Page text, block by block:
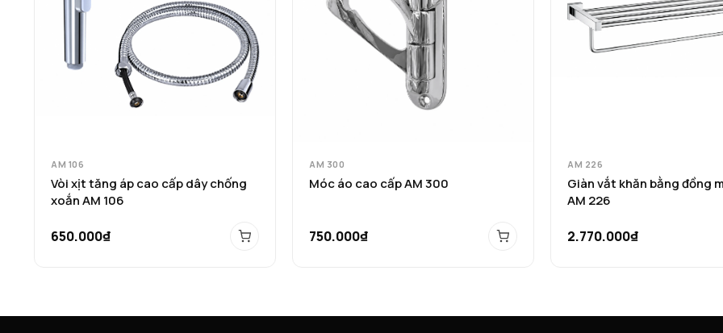
AM 106
Vòi xịt tăng áp cao cấp dây chống
xoắn AM 106
650.000₫
AM 300
Móc áo cao cấp AM 300
750.000₫
AM 226
Giàn vắt khăn bằng đồng
AM 226
2.770.000₫